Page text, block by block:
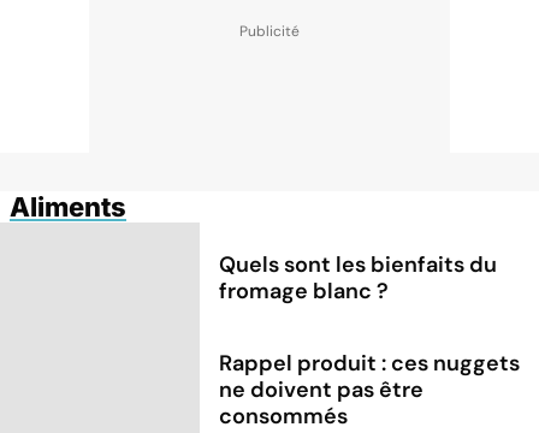
Aliments
Quels sont les bienfaits du
fromage blanc ?
Rappel produit : ces nuggets
ne doivent pas être
consommés